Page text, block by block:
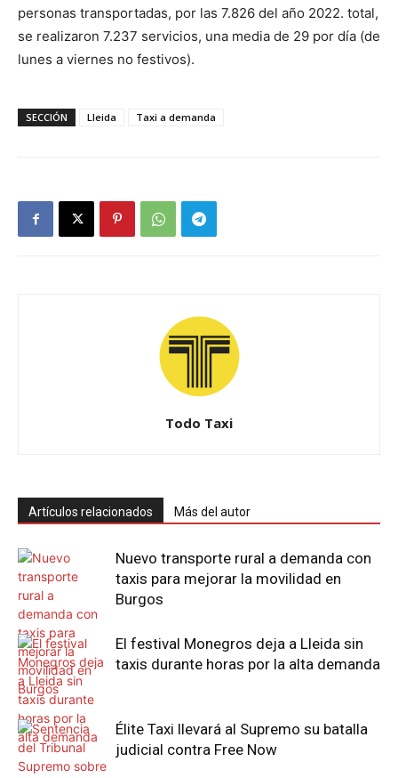
personas transportadas, por las 7.826 del año 2022. total,
se realizaron 7.237 servicios, una media de 29 por día (de
lunes a viernes no festivos).
SECCIÓN Lleida Taxi a demanda
Todo Taxi
Artículos relacionados Más del autor
Nuevo transporte rural a demanda con
taxis para mejorar la movilidad en
Burgos
El festival Monegros deja a Lleida sin
taxis durante horas por la alta demanda
Élite Taxi llevará al Supremo su batalla
judicial contra Free Now